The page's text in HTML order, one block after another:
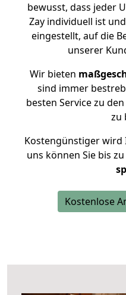
bewusst, dass jeder
Zay individuell ist
eingestellt, auf die
unserer
Wir bieten
sind immer
besten Service zu den
zu
Kostengünstiger wird
uns können Sie bis zu
Kostenlose